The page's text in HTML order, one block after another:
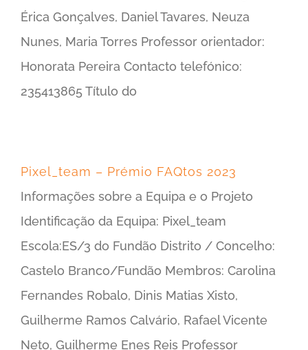
Érica Gonçalves, Daniel Tavares, Neuza
Nunes, Maria Torres Professor orientador:
Honorata Pereira Contacto telefónico:
235413865 Título do
Pixel_team – Prémio FAQtos 2023
Informações sobre a Equipa e o Projeto
Identificação da Equipa: Pixel_team
Escola:ES/3 do Fundão Distrito / Concelho:
Castelo Branco/Fundão Membros: Carolina
Fernandes Robalo, Dinis Matias Xisto,
Guilherme Ramos Calvário, Rafael Vicente
Neto, Guilherme Enes Reis Professor